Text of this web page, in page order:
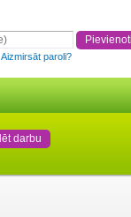
Aizmirsāt paroli?